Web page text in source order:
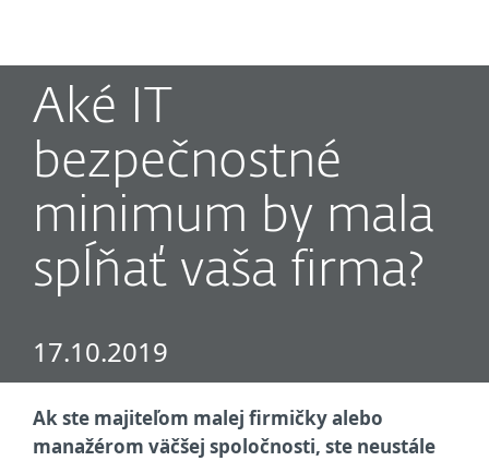
Aké IT
bezpečnostné
minimum by mala
spĺňať vaša firma?
17.10.2019
Ak ste majiteľom malej firmičky alebo
manažérom väčšej spoločnosti, ste neustále